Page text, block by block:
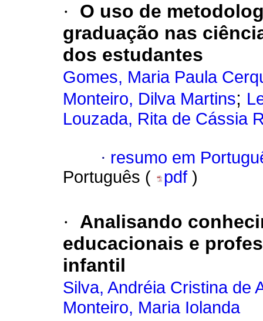
·
O uso de
graduação nas
dos estudantes
Gomes, Maria Paula
Monteiro, Dilva Martins;
Louzada, Rita de Cássia
· resumo em
Português (
pdf )
·
Analisando
educacionais e
infantil
Silva, Andréia Cristina de
Monteiro, Maria Iolanda